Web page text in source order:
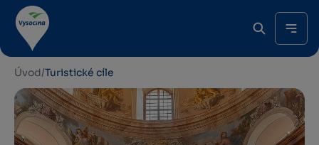
Úvod/Turistické cíle